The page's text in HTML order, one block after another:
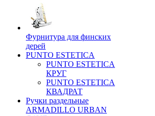
Фурнитура для финских
дерей
PUNTO ESTETICA
PUNTO ESTETICA
КРУГ
PUNTO ESTETICA
КВАДРАТ
Ручки раздельные
ARMADILLO URBAN